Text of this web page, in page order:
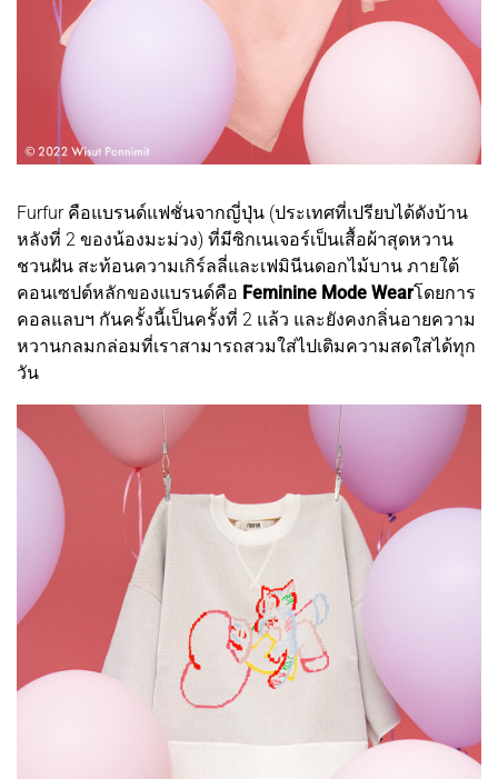
Furfur คือแบรนด์แฟชั่นจากญี่ปุ่น (ประเทศที่เปรียบได้ดังบ้าน
หลังที่ 2 ของน้องมะม่วง) ที่มีซิกเนเจอร์เป็นเสื้อผ้าสุดหวาน
ชวนฝัน สะท้อนความเกิร์ลลี่และเฟมินีนดอกไม้บาน ภายใต้
คอนเซปต์หลักของแบรนด์คือ Feminine Mode Wearโดยการ
คอลแลบฯ กันครั้งนี้เป็นครั้งที่ 2 แล้ว และยังคงกลิ่นอายความ
หวานกลมกล่อมที่เราสามารถสวมใส่ไปเติมความสดใสได้ทุก
วัน